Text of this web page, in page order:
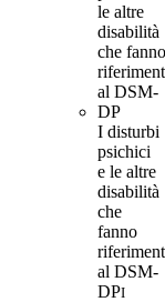
I disturbi
psichici
e le altre
disabilità
che
fanno
al DSM-
DPI